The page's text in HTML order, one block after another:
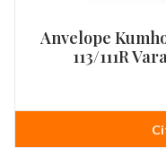
Anvelope
113/111R